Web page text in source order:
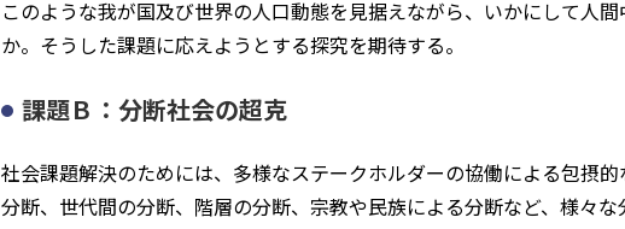
このような我が国及び世界の人口動態を見据えながら、いかにして人
か。そうした課題に応えようとする探究を期待する。
課題Ｂ：分断社会の超克
社会課題解決のためには、多様なステークホルダーの協働による包摂
分断、世代間の分断、階層の分断、宗教や民族による分断など、様々な